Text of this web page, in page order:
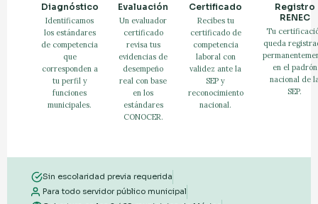
Diagnóstico
Identificamos
los estándares
de competencia
que
corresponden a
tu perfil y
funciones
municipales.
Evaluación
Un evaluador
certificado
revisa tus
evidencias de
desempeño
real con base
en los
estándares
CONOCER.
Certificado
Recibes tu
certificado de
competencia
laboral con
validez ante la
SEP y
reconocimiento
nacional.
Registro
RENEC
Tu
queda
en el padrón
nacional de
SEP.
Sin escolaridad previa requerida
Para todo servidor público municipal